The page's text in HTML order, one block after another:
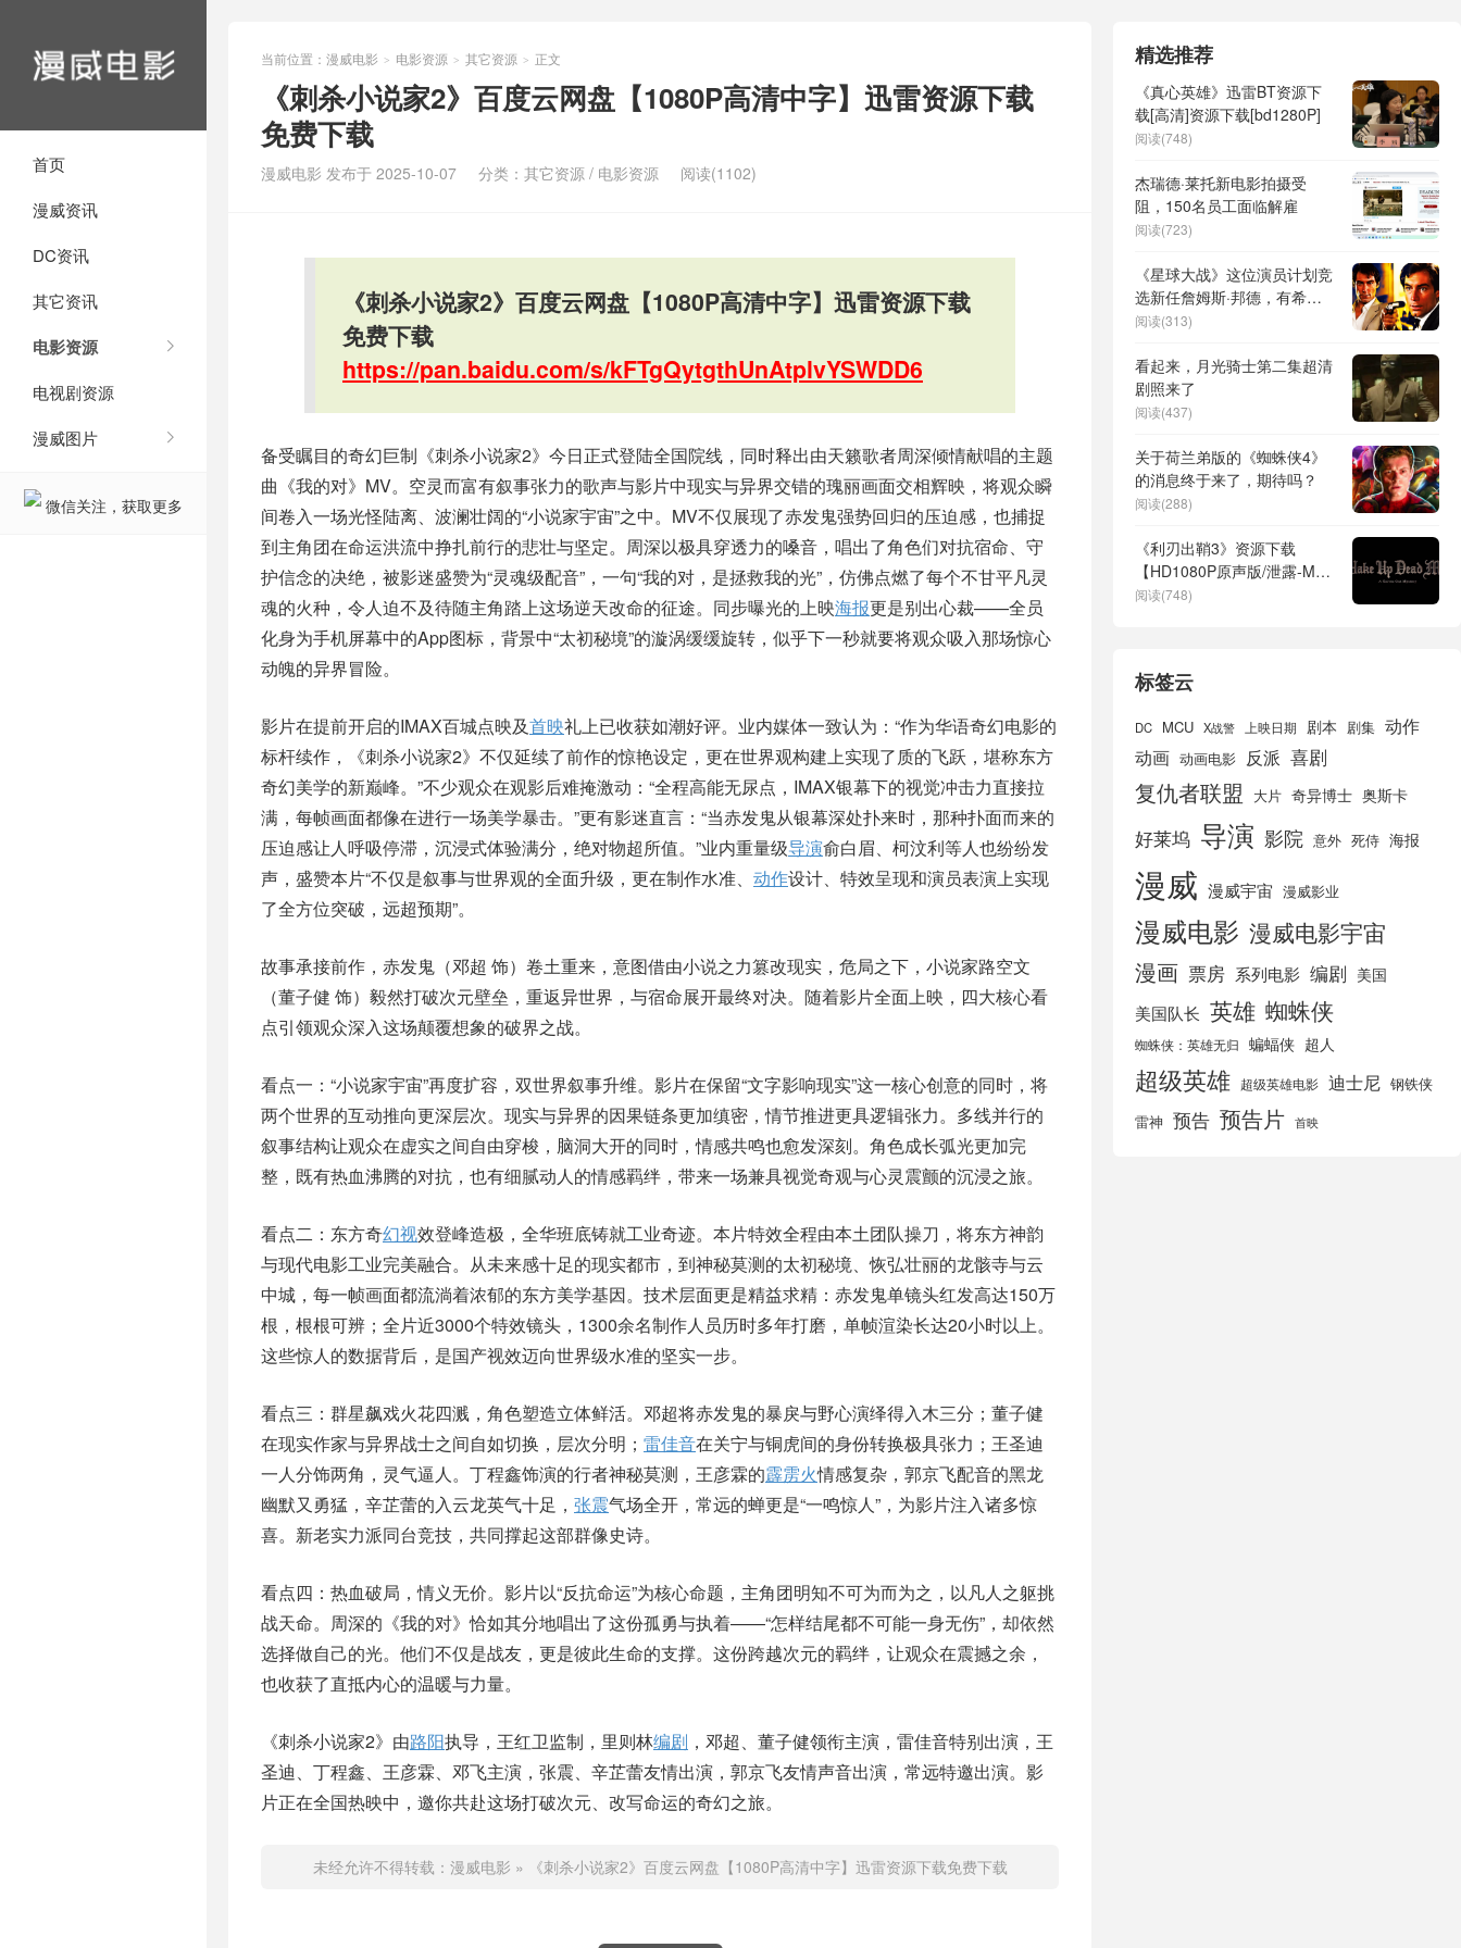
首页
漫威资讯
DC资讯
其它资讯
电影资源
电视剧资源
漫威图片
微信关注，获取更多
当前位置： 漫威电影 > 电影资源 > 其它资源 > 正文
《刺杀小说家2》百度云网盘【1080P高清中字】迅雷资源下载
免费下载
漫威电影 发布于 2025-10-07 分类： 其它资源 / 电影资源 阅读(1102)
《刺杀小说家2》百度云网盘【1080P高清中字】迅雷资源下载
免费下载
https://pan.baidu.com/s/kFTgQytgthUnAtplvYSWDD6
备受瞩目的奇幻巨制《刺杀小说家2》今日正式登陆全国院线，同时释出由天籁歌者周深倾情献唱的主题
曲《我的对》MV。空灵而富有叙事张力的歌声与影片中现实与异界交错的瑰丽画面交相辉映，将观众瞬
间卷入一场光怪陆离、波澜壮阔的“小说家宇宙”之中。MV不仅展现了赤发鬼强势回归的压迫感，也捕捉
到主角团在命运洪流中挣扎前行的悲壮与坚定。周深以极具穿透力的嗓音，唱出了角色们对抗宿命、守
护信念的决绝，被影迷盛赞为“灵魂级配音”，一句“我的对，是拯救我的光”，仿佛点燃了每个不甘平凡灵
魂的火种，令人迫不及待随主角踏上这场逆天改命的征途。同步曝光的上映海报更是别出心裁——全员
化身为手机屏幕中的App图标，背景中“太初秘境”的漩涡缓缓旋转，似乎下一秒就要将观众吸入那场惊心
动魄的异界冒险。
影片在提前开启的IMAX百城点映及首映礼上已收获如潮好评。业内媒体一致认为：“作为华语奇幻电影的
标杆续作，《刺杀小说家2》不仅延续了前作的惊艳设定，更在世界观构建上实现了质的飞跃，堪称东方
奇幻美学的新巅峰。”不少观众在观影后难掩激动：“全程高能无尿点，IMAX银幕下的视觉冲击力直接拉
满，每帧画面都像在进行一场美学暴击。”更有影迷直言：“当赤发鬼从银幕深处扑来时，那种扑面而来的
压迫感让人呼吸停滞，沉浸式体验满分，绝对物超所值。”业内重量级导演俞白眉、柯汶利等人也纷纷发
声，盛赞本片“不仅是叙事与世界观的全面升级，更在制作水准、 动作设计、特效呈现和演员表演上实现
了全方位突破，远超预期”。
故事承接前作，赤发鬼（邓超 饰）卷土重来，意图借由小说之力篡改现实，危局之下，小说家路空文
（董子健 饰）毅然打破次元壁垒，重返异世界，与宿命展开最终对决。随着影片全面上映，四大核心看
点引领观众深入这场颠覆想象的破界之战。
看点一：“小说家宇宙”再度扩容，双世界叙事升维。影片在保留“文字影响现实”这一核心创意的同时，将
两个世界的互动推向更深层次。现实与异界的因果链条更加缜密，情节推进更具逻辑张力。多线并行的
叙事结构让观众在虚实之间自由穿梭，脑洞大开的同时，情感共鸣也愈发深刻。角色成长弧光更加完
整，既有热血沸腾的对抗，也有细腻动人的情感羁绊，带来一场兼具视觉奇观与心灵震颤的沉浸之旅。
看点二：东方奇幻视效登峰造极，全华班底铸就工业奇迹。本片特效全程由本土团队操刀，将东方神韵
与现代电影工业完美融合。从未来感十足的现实都市，到神秘莫测的太初秘境、恢弘壮丽的龙骸寺与云
中城，每一帧画面都流淌着浓郁的东方美学基因。技术层面更是精益求精：赤发鬼单镜头红发高达150万
根，根根可辨；全片近3000个特效镜头，1300余名制作人员历时多年打磨，单帧渲染长达20小时以上。
这些惊人的数据背后，是国产视效迈向世界级水准的坚实一步。
看点三：群星飙戏火花四溅，角色塑造立体鲜活。邓超将赤发鬼的暴戾与野心演绎得入木三分；董子健
在现实作家与异界战士之间自如切换，层次分明； 雷佳音在关宁与铜虎间的身份转换极具张力；王圣迪
一人分饰两角，灵气逼人。丁程鑫饰演的行者神秘莫测，王彦霖的霹雳火情感复杂，郭京飞配音的黑龙
幽默又勇猛，辛芷蕾的入云龙英气十足， 张震气场全开，常远的蝉更是“一鸣惊人”，为影片注入诸多惊
喜。新老实力派同台竞技，共同撑起这部群像史诗。
看点四：热血破局，情义无价。影片以“反抗命运”为核心命题，主角团明知不可为而为之，以凡人之躯挑
战天命。周深的《我的对》恰如其分地唱出了这份孤勇与执着——“怎样结尾都不可能一身无伤”，却依然
选择做自己的光。他们不仅是战友，更是彼此生命的支撑。这份跨越次元的羁绊，让观众在震撼之余，
也收获了直抵内心的温暖与力量。
《刺杀小说家2》由路阳执导，王红卫监制，里则林编剧 ，邓超、董子健领衔主演，雷佳音特别出演，王
圣迪、丁程鑫、王彦霖、邓飞主演，张震、辛芷蕾友情出演，郭京飞友情声音出演，常远特邀出演。影
片正在全国热映中，邀你共赴这场打破次元、改写命运的奇幻之旅。
未经允许不得转载： 漫威电影 » 《刺杀小说家2》百度云网盘【1080P高清中字】迅雷资源下载免费下载
精选推荐
《真心英雄》迅雷BT资源下
载[高清]资源下载[bd1280P]
阅读(748)
杰瑞德·莱托新电影拍摄受
阻，150名员工面临解雇
阅读(723)
《星球大战》这位演员计划竞
选新任詹姆斯·邦德，有希望
吗？
阅读(313)
看起来，月光骑士第二集超清
剧照来了
阅读(437)
关于荷兰弟版的《蜘蛛侠4》
的消息终于来了，期待吗？
阅读(288)
《利刃出鞘3》资源下载
【HD1080P原声版/泄露-MP4
原声版】高清百度云网盘
阅读(748)
标签云
DC MCU X战警 上映日期 剧本 剧集 动作
动画 动画电影 反派 喜剧
复仇者联盟 大片 奇异博士 奥斯卡
好莱坞 导演 影院 意外 死侍 海报
漫威 漫威宇宙 漫威影业
漫威电影 漫威电影宇宙
漫画 票房 系列电影 编剧 美国
美国队长 英雄 蜘蛛侠
蜘蛛侠：英雄无归 蝙蝠侠 超人
超级英雄 超级英雄电影 迪士尼 钢铁侠
雷神 预告 预告片 首映